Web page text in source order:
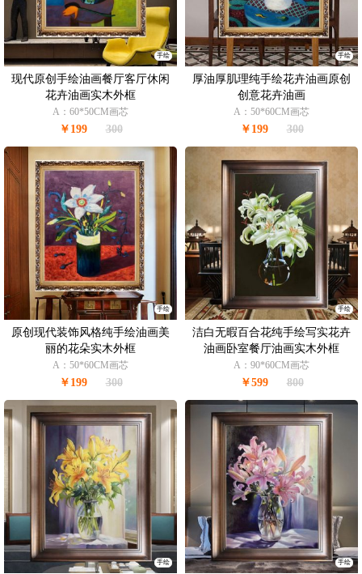
手绘
现代原创手绘油画餐厅客厅休闲
花卉油画实木外框
A：60*50CM画芯
￥199 300
手绘
厚油厚肌理纯手绘花卉油画原创
创意花卉油画
A：50*60CM画芯
￥199 300
手绘
原创现代装饰风格纯手绘油画美
丽的花朵实木外框
A：50*60CM画芯
￥199 300
手绘
洁白无暇百合花纯手绘写实花卉
油画卧室餐厅油画实木外框
A：90*60CM画芯
￥599 800
手绘 手绘